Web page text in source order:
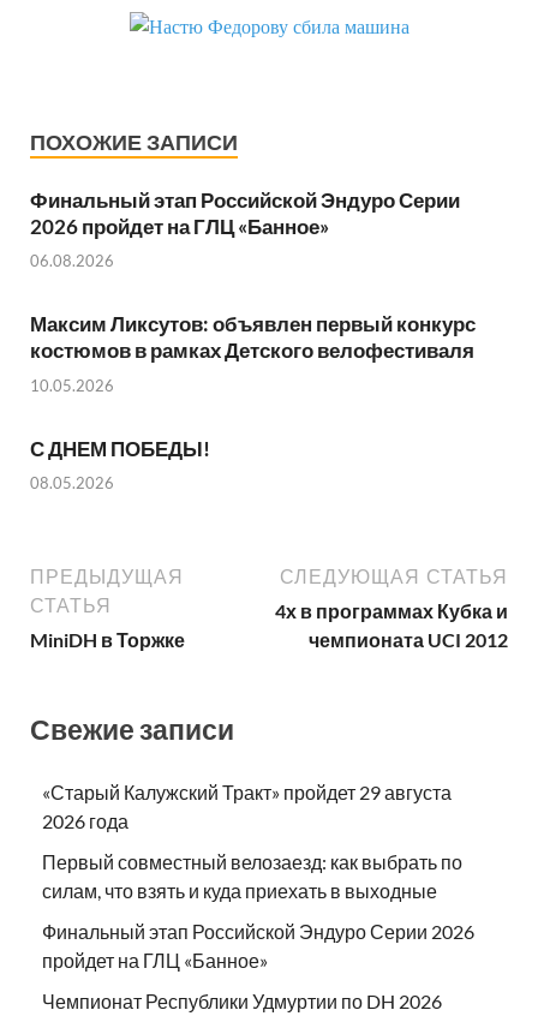
ПОХОЖИЕ ЗАПИСИ
Финальный этап Российской Эндуро Серии
2026 пройдет на ГЛЦ «Банное»
06.08.2026
Максим Ликсутов: объявлен первый конкурс
костюмов в рамках Детского велофестиваля
10.05.2026
С ДНЕМ ПОБЕДЫ!
08.05.2026
ПРЕДЫДУЩАЯ
СТАТЬЯ
MiniDH в Торжке
СЛЕДУЮЩАЯ СТАТЬЯ
4х в программах Кубка и
чемпионата UCI 2012
Свежие записи
«Старый Калужский Тракт» пройдет 29 августа
2026 года
Первый совместный велозаезд: как выбрать по
силам, что взять и куда приехать в выходные
Финальный этап Российской Эндуро Серии 2026
пройдет на ГЛЦ «Банное»
Чемпионат Республики Удмуртии по DH 2026